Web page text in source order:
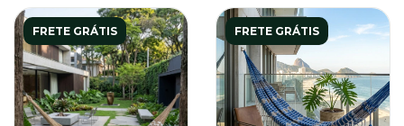
FRETE GRÁTIS FRETE GRÁTIS